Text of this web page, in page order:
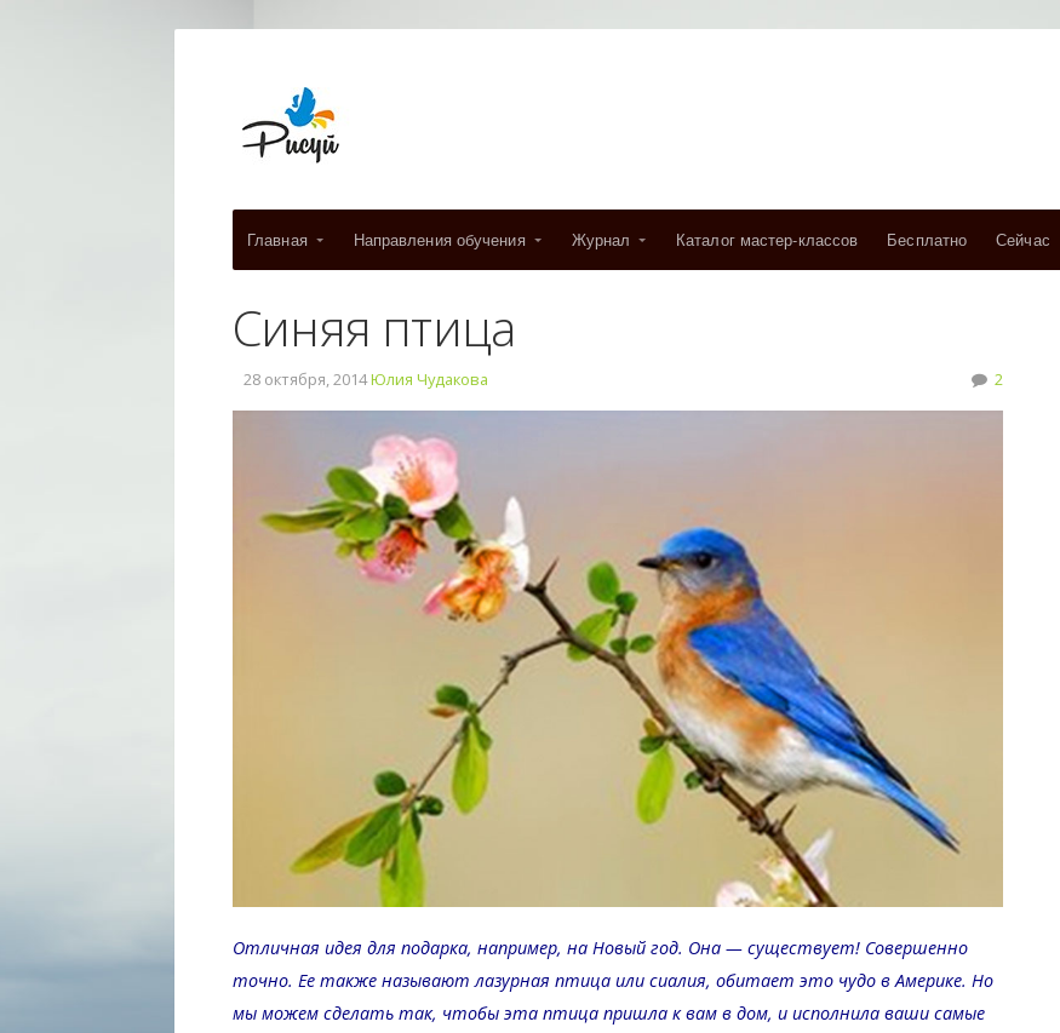
Главная Направления обучения Журнал Каталог мастер-классов Бесплатно Сейчас
Синяя птица
28 октября, 2014Юлия Чудакова 2
Отличная идея для подарка, например, на Новый год. Она — существует! Совершенно
точно. Ее также называют лазурная птица или сиалия, обитает это чудо в Америке. Но
мы можем сделать так, чтобы эта птица пришла к вам в дом, и исполнила ваши самые